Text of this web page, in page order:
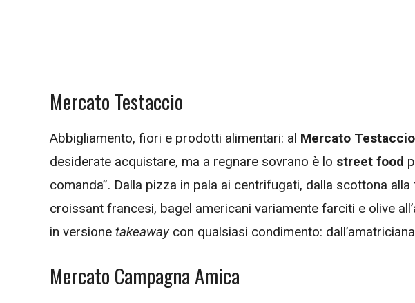
Mercato Testaccio
Abbigliamento, fiori e prodotti alimentari: al Mercato Testaccio
desiderate acquistare, ma a regnare sovrano è lo street food
comanda”. Dalla pizza in pala ai centrifugati, dalla scottona
croissant francesi, bagel americani variamente farciti e olive
in versione takeaway con qualsiasi condimento:
Mercato Campagna Amica